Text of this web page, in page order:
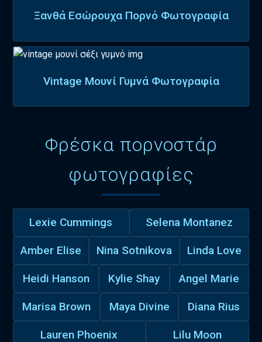
Ξανθά Εσώρουχα Πορνό Φωτογραφία
Vintage Μουνί Γυμνά Φωτογραφία
Φρέσκα πορνοστάρ
φωτογραφίες
Lexie Cummings Selena Montanez
Amber Elise Nina Sotnikova Linda Love
Heidi Hanson Kylie Shay Angel Marie
Marisa Brown Maya Divine Diana Rius
Lauren Phoenix Lilu Moon